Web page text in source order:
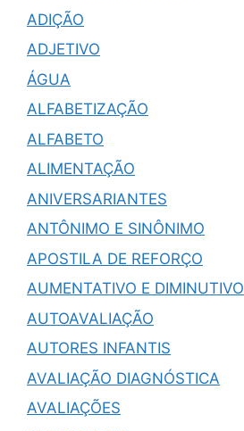
ADIÇÃO
ADJETIVO
ÁGUA
ALFABETIZAÇÃO
ALFABETO
ALIMENTAÇÃO
ANIVERSARIANTES
ANTÔNIMO E SINÔNIMO
APOSTILA DE REFORÇO
AUMENTATIVO E DIMINUTIVO
AUTOAVALIAÇÃO
AUTORES INFANTIS
AVALIAÇÃO DIAGNÓSTICA
AVALIAÇÕES